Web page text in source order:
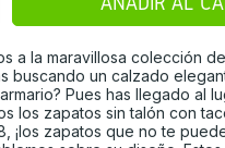
a la maravillosa colección
buscando un calzado
Pues has llegado al
los zapatos sin talón con
¡los zapatos que no te